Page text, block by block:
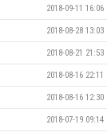
2018-09-11 16:06
2018-08-28 13:03
2018-08-21 21:53
2018-08-16 22:11
2018-08-16 12:30
2018-07-19 09:14